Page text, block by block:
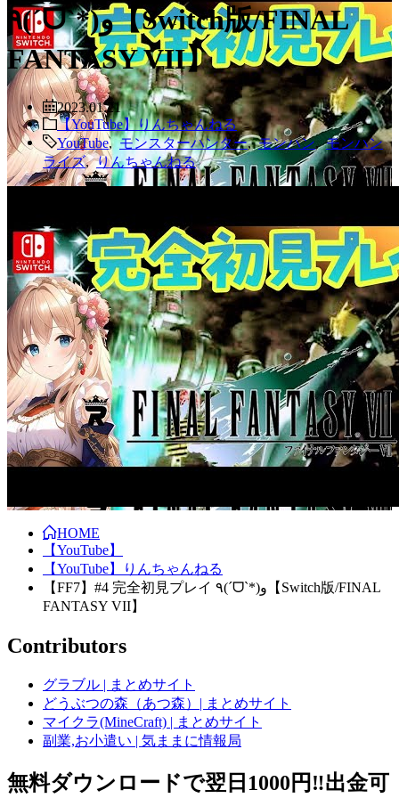
٩(ˊᗜˋ*)و【Switch版/FINAL
FANTASY VII】
2023.01.21
【YouTube】りんちゃんねる
YouTube,モンスターハンター,モンハン,モンハン
ライズ,りんちゃんねる
HOME
【YouTube】
【YouTube】りんちゃんねる
【FF7】#4 完全初見プレイ ٩(ˊᗜˋ*)و【Switch版/FINAL
FANTASY VII】
Contributors
グラブル | まとめサイト
どうぶつの森（あつ森）| まとめサイト
マイクラ(MineCraft) | まとめサイト
副業,お小遣い | 気ままに情報局
無料ダウンロードで翌日1000円‼️出金可